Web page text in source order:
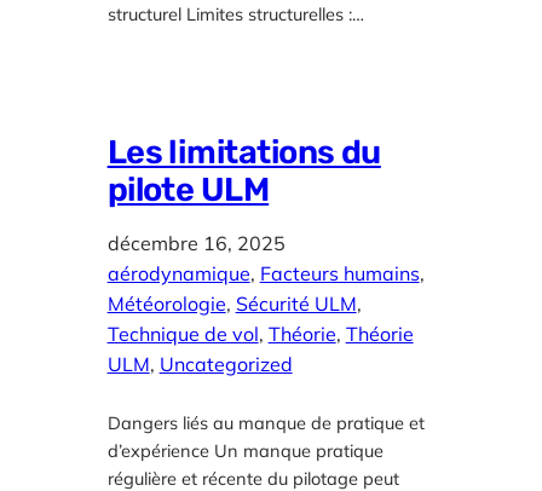
structurel Limites structurelles :…
Les limitations du
pilote ULM
décembre 16, 2025
aérodynamique, Facteurs humains
Météorologie, Sécurité ULM
Technique de vol, Théorie, Théorie
ULM, Uncategorized
Dangers liés au manque de pratique et
d’expérience Un manque pratique
régulière et récente du pilotage peut